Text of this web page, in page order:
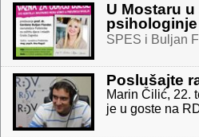
U Mostaru
psihologinje
SPES i Buljan
Poslušajte
Marin Čilić, 22.
je u goste na